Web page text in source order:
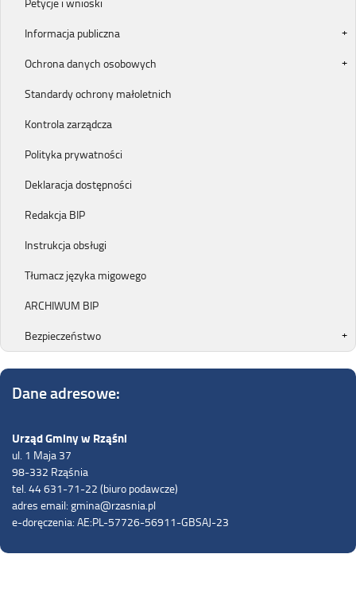
Informacja publiczna
Ochrona danych osobowych
Standardy ochrony małoletnich
Kontrola zarządcza
Polityka prywatności
Deklaracja dostępności
Redakcja BIP
Instrukcja obsługi
Tłumacz języka migowego
ARCHIWUM BIP
Bezpieczeństwo
Dane adresowe:
Urząd Gminy w Rząśni
ul. 1 Maja 37
98-332 Rząśnia
tel. 44 631-71-22 (biuro podawcze)
adres email: gmina@rzasnia.pl
e-doręczenia: AE:PL-57726-56911-GBSAJ-23